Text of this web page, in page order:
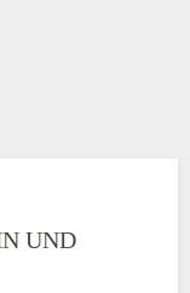
UND